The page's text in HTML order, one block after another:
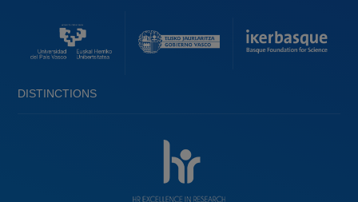
DISTINCTIONS